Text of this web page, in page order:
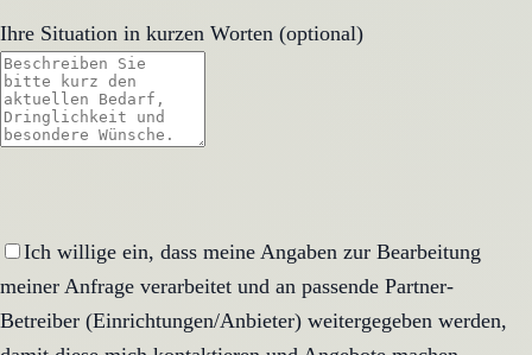
Ihre Situation in kurzen Worten (optional)
Ich willige ein, dass meine Angaben zur Bearbeitung
meiner Anfrage verarbeitet und an passende Partner-
Betreiber (Einrichtungen/Anbieter) weitergegeben werden,